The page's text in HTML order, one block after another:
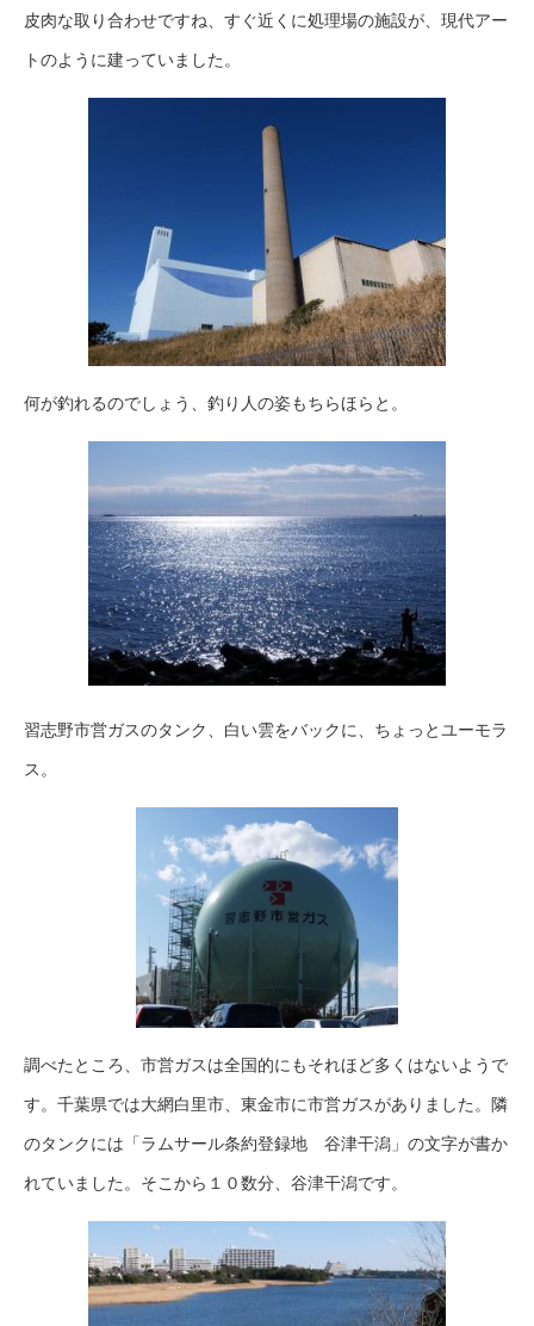
皮肉な取り合わせですね、すぐ近くに処理場の施設が、現代アー
トのように建っていました。
何が釣れるのでしょう、釣り人の姿もちらほらと。
習志野市営ガスのタンク、白い雲をバックに、ちょっとユーモラ
ス。
調べたところ、市営ガスは全国的にもそれほど多くはないようで
す。千葉県では大網白里市、東金市に市営ガスがありました。隣
のタンクには「ラムサール条約登録地 谷津干潟」の文字が書か
れていました。そこから１０数分、谷津干潟です。